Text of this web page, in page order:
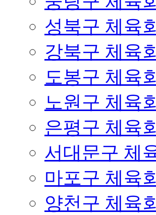
성북구 체육회
강북구 체육회
도봉구 체육회
노원구 체육회
은평구 체육회
서대문구 체
마포구 체육회
양천구 체육회